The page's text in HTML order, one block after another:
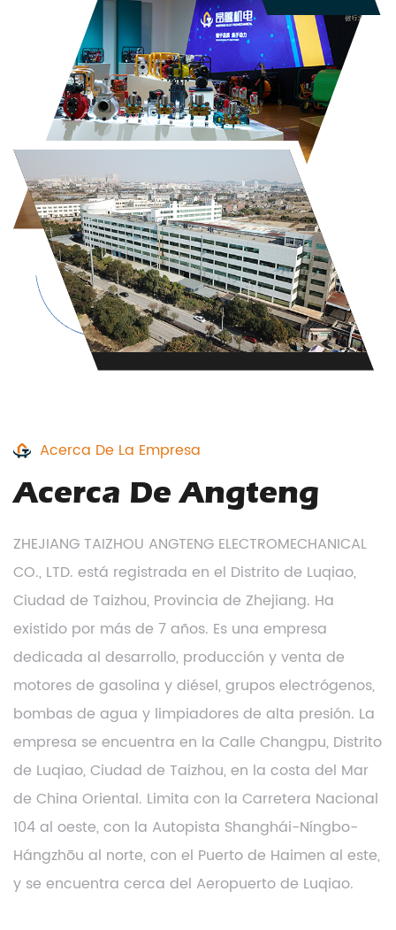
Acerca De La Empresa
Acerca De Angteng
ZHEJIANG TAIZHOU ANGTENG ELECTROMECHANICAL
CO., LTD. está registrada en el Distrito de Luqiao,
Ciudad de Taizhou, Provincia de Zhejiang. Ha
existido por más de 7 años. Es una empresa
dedicada al desarrollo, producción y venta de
motores de gasolina y diésel, grupos electrógenos,
bombas de agua y limpiadores de alta presión. La
empresa se encuentra en la Calle Changpu, Distrito
de Luqiao, Ciudad de Taizhou, en la costa del Mar
de China Oriental. Limita con la Carretera Nacional
104 al oeste, con la Autopista Shanghái-Níngbo-
Hángzhōu al norte, con el Puerto de Haimen al este,
y se encuentra cerca del Aeropuerto de Luqiao.